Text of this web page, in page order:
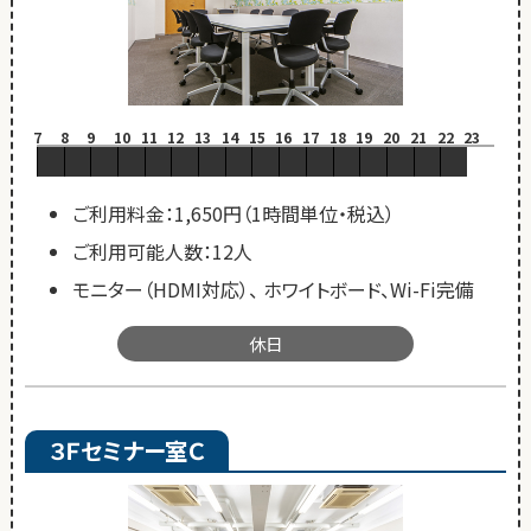
7 8 9 10 11 12 13 14 15 16 17 18 19 20 21 22 23
ご利用料金：1,650円（1時間単位・税込）
ご利用可能人数：12人
モニター（HDMI対応）、 ホワイトボード、Wi-Fi完備
休日
３Ｆセミナー室Ｃ